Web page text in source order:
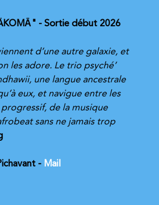
- Sortie début 2026
d’une autre galaxie, et
les adore. Le trio psyché’
une langue ancestrale
eux, et navigue entre les
de la musique
sans ne jamais trop
- Mail